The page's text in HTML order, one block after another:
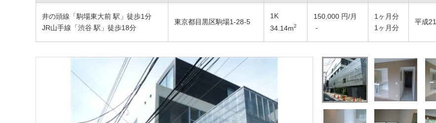
井の頭線「駒場東大前 駅」徒歩1分
JR山手線「渋谷 駅」徒歩18分
東京都目黒区駒場1-28-5
1K
34.14m2
150,000 円/月
-
1ヶ月分
1ヶ月分
平成